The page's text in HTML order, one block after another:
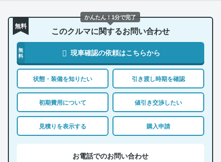
無料 このクルマに関するお問い合わせ
無
料
現車確認の依頼はこちらから
状態・装備を知りたい 引き渡し時期を確認
初期費用について 値引き交渉したい
見積りを表示する 購入申請
お電話でのお問い合わせ
かんたん！1分で完了